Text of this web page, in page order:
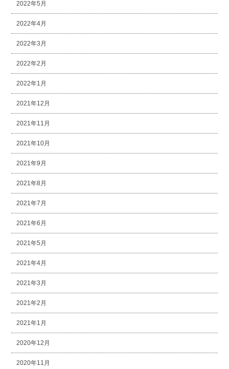
2022年5月
2022年4月
2022年3月
2022年2月
2022年1月
2021年12月
2021年11月
2021年10月
2021年9月
2021年8月
2021年7月
2021年6月
2021年5月
2021年4月
2021年3月
2021年2月
2021年1月
2020年12月
2020年11月